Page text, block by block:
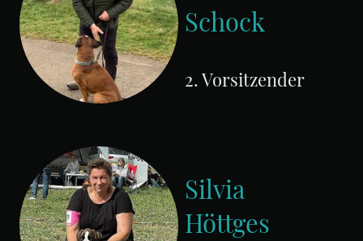
Schock
2. Vorsitzender
Silvia
Höttges